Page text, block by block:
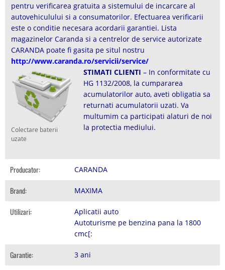
pentru verificarea gratuita a sistemului de incarcare al
autovehiculului si a consumatorilor. Efectuarea verificarii
este o conditie necesara acordarii garantiei. Lista
magazinelor Caranda si a centrelor de service autorizate
CARANDA poate fi gasita pe situl nostru
http://www.caranda.ro/servicii/service/
Colectare baterii
uzate
STIMATI CLIENTI – In conformitate cu
HG 1132/2008, la cumpararea
acumulatorilor auto, aveti obligatia sa
returnati acumulatorii uzati. Va
multumim ca participati alaturi de noi
la protectia mediului.
Producator: CARANDA
Brand: MAXIMA
Utilizari:
Aplicatii auto
Autoturisme pe benzina pana la 1800
cmc[:
Garantie: 3 ani